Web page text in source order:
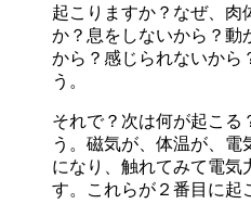
起こりますか？なぜ、肉
か？息をしないから？動
から？感じられないから
う。
それで？次は何が起こる
う。磁気が、体温が、
になり、触れてみて電気
す。これらが２番目に起